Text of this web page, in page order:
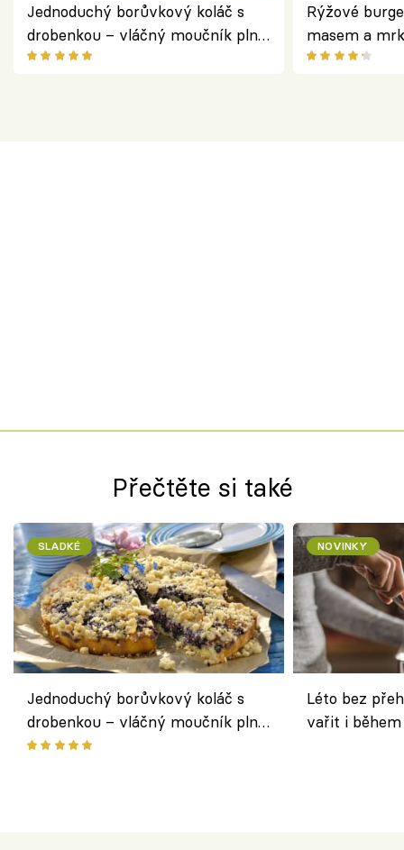
Jednoduchý borůvkový koláč s
drobenkou – vláčný moučník plný
ovoce
Rýžové
masem a
salátem –
Přečtěte si také
SLADKÉ
Jednoduchý borůvkový koláč s
drobenkou – vláčný moučník plný
ovoce
NOVINKY
Léto bez
vařit i